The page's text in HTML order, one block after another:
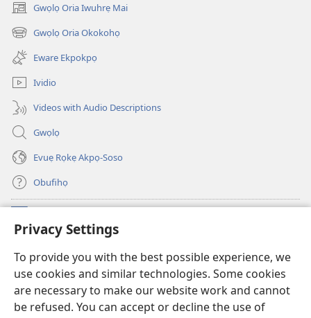
Privacy Settings
To provide you with the best possible experience, we
use cookies and similar technologies. Some cookies
are necessary to make our website work and cannot
be refused. You can accept or decline the use of
Gwọlọ Oria Iwuhrẹ Mai
(opens
new
window)
Gwọlọ Oria Okokohọ
(opens
new
window)
Eware Ekpokpọ
Ividio
Videos with Audio Descriptions
Gwọlọ
Evuẹ Rọkẹ Akpọ-Soso
Obufihọ
(opens
new
UWOU-EBE ITANẸTE orọ Watchtower
(opens
new
window)JW Hub
(opens
new